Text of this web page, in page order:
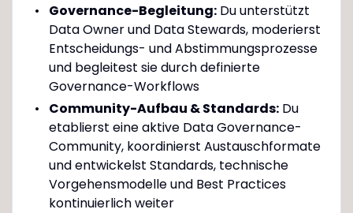
Governance-Begleitung:Du unterstützt
Data Owner und Data Stewards, moderierst
Entscheidungs- und Abstimmungsprozesse
und begleitest sie durch definierte
Governance-Workflows
Community-Aufbau & Standards:Du
etablierst eine aktive Data Governance-
Community, koordinierst Austauschformate
und entwickelst Standards, technische
Vorgehensmodelle und Best Practices
kontinuierlich weiter